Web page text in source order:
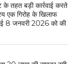
तहत बड़ी कार्रवाई करते
एक गिरोह के खिलाफ
8 जनवरी 2026 को की